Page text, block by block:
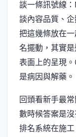
談一條訊號線
談內容品質、
把這幾條放在
名擺動，其實
表面上的呈現
是病因與解藥。
回頭看新手最
數時候答案是
排名系統在施